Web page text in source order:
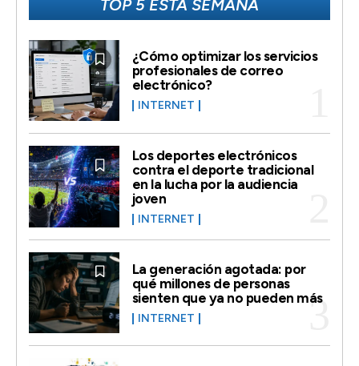
TOP 5 ESTA SEMANA
¿Cómo optimizar los servicios
profesionales de correo
electrónico?
INTERNET
Los deportes electrónicos
contra el deporte tradicional
en la lucha por la audiencia
joven
INTERNET
La generación agotada: por
qué millones de personas
sienten que ya no pueden más
INTERNET